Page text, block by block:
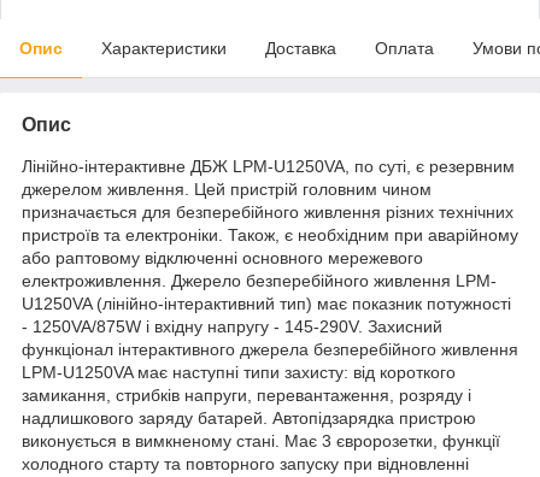
Опис Характеристики Доставка Оплата Умови
Опис
Лінійно-інтерактивне ДБЖ LPM-U1250VA, по суті, є резервним
джерелом живлення. Цей пристрій головним чином
призначається для безперебійного живлення різних технічних
пристроїв та електроніки. Також, є необхідним при аварійному
або раптовому відключенні основного мережевого
електроживлення. Джерело безперебійного живлення LPM-
U1250VA (лінійно-інтерактивний тип) має показник потужності
- 1250VA/875W і вхідну напругу - 145-290V. Захисний
функціонал інтерактивного джерела безперебійного живлення
LPM-U1250VA має наступні типи захисту: від короткого
замикання, стрибків напруги, перевантаження, розряду і
надлишкового заряду батарей. Автопідзарядка пристрою
виконується в вимкненому стані. Має 3 євророзетки, функції
холодного старту та повторного запуску при відновленні